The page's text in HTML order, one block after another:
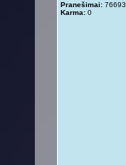
Pranešimai: 76693
Karma: 0